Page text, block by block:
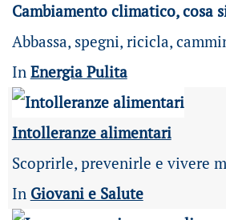
Cambiamento climatico, cosa
Abbassa, spegni, ricicla,
In Energia Pulita
Intolleranze alimentari
Scoprirle, prevenirle e vivere
In Giovani e Salute